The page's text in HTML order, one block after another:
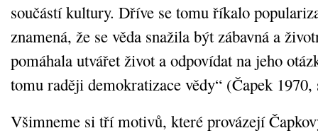
součástí kultury. Dříve se tomu říkalo
znamená, že se věda snažila být zábavná a
pomáhala utvářet život a odpovídat na jeho
tomu raději demokratizace vědy“ (Čapek 1970,
Všimneme si tří motivů, které provázejí